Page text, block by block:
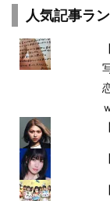
人気記事ラ